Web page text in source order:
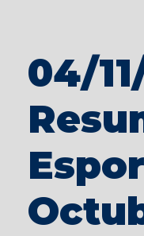
04/